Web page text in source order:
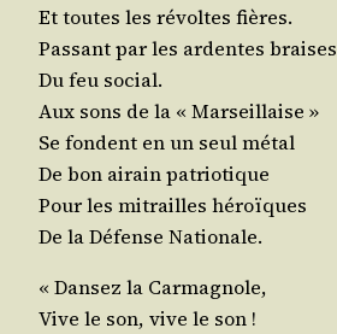
Et toutes les révoltes fières.
Pas­sant par les ardentes braises
Du feu social.
Aux sons de la « Marseillaise »
Se fondent en un seul métal
De bon airain patriotique
Pour les mitrailles héroïques
De la Défense Nationale.
« Dan­sez la Carmagnole,
Vive le son, vive le son !